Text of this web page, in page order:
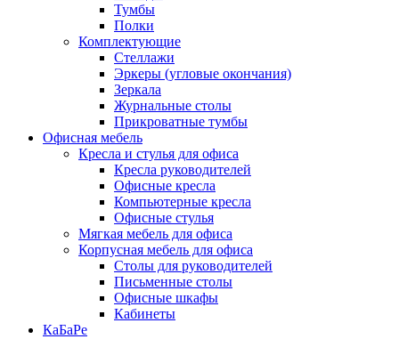
Тумбы
Полки
Комплектующие
Стеллажи
Эркеры (угловые окончания)
Зеркала
Журнальные столы
Прикроватные тумбы
Офисная мебель
Кресла и стулья для офиса
Кресла руководителей
Офисные кресла
Компьютерные кресла
Офисные стулья
Мягкая мебель для офиса
Корпусная мебель для офиса
Столы для руководителей
Письменные столы
Офисные шкафы
Кабинеты
КаБаРе